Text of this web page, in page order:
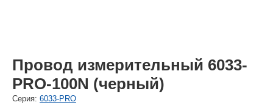
Провод измерительный 6033-
PRO-100N (черный)
Cерия: 6033-PRO